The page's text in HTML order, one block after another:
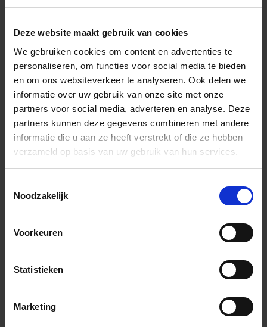
Deze website maakt gebruik van cookies
We gebruiken cookies om content en advertenties te
personaliseren, om functies voor social media te bieden
en om ons websiteverkeer te analyseren. Ook delen we
informatie over uw gebruik van onze site met onze
partners voor social media, adverteren en analyse. Deze
partners kunnen deze gegevens combineren met andere
informatie die u aan ze heeft verstrekt of die ze hebben
verzameld op basis van uw gebruik van hun services.
Noodzakelijk
Voorkeuren
Statistieken
Marketing
Monster bestellen: 60x60cm Vlak Mat 15,00 €
Wil je graag een afspraak?
Onze verkoopspecialisten staan graag voor je klaar:
Di – Vr 09.00 – 18.00
Productaanvraag